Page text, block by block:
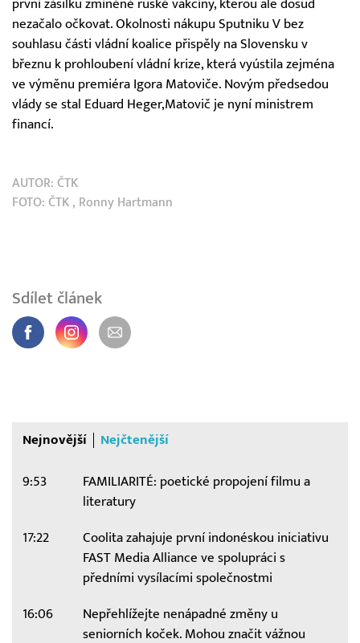
první zásilku zmíněné ruské vakcíny, kterou ale dosud
nezačalo očkovat. Okolnosti nákupu Sputniku V bez
souhlasu části vládní koalice přispěly na Slovensku v
březnu k prohloubení vládní krize, která vyústila zejména
ve výměnu premiéra Igora Matoviče. Novým předsedou
vlády se stal Eduard Heger,Matovič je nyní ministrem
financí.
AUTOR: ČTK
FOTO: ČTK , Ronny Hartmann
Sdílet článek
Nejnovější Nejčtenější
9:53
FAMILIARITÉ: poetické propojení filmu a
literatury
17:22
Coolita zahajuje první indonéskou iniciativu
FAST Media Alliance ve spolupráci s
předními vysílacími společnostmi
16:06
Nepřehlížejte nenápadné změny u
seniorních koček. Mohou značit vážnou